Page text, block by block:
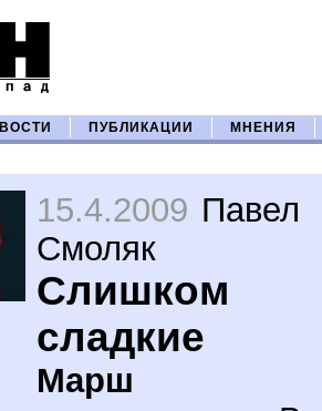
ПУБЛИКАЦИИ МНЕНИЯ
15.4.2009 Павел
Смоляк
Слишком
сладкие
Марш